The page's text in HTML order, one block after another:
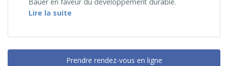
Bauer en faveur du développement durable.
Lire la suite
Prendre rendez-vous en ligne